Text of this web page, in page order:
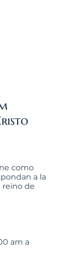
como
a la
reino de
am a